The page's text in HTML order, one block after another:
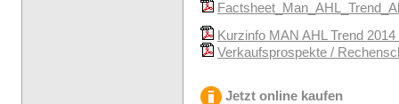
Kurzinfo MAN AHL Trend
Verkaufsprospekte /
Jetzt online kaufen